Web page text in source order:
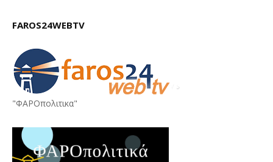
FAROS24WEBTV
"ΦΑΡΟπολιτικα"